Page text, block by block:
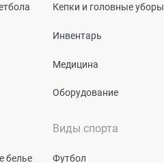
Кепки и головные уборы
Инвентарь
Медицина
Оборудование
белье
Виды спорта
Футбол